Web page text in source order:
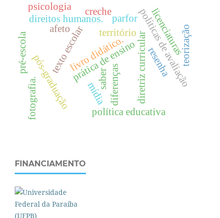
resenha
territóriodiretriz curricular
prática de ensino
texto escolar políticas de avaliação
pós-graduação saber
política educativa
mídia
livro didático.
direitos humanos. licenciaturas
parfor
pré-escola
creche
psicologia
fotografia.
teorização
diferenças
afeto
FINANCIAMENTO